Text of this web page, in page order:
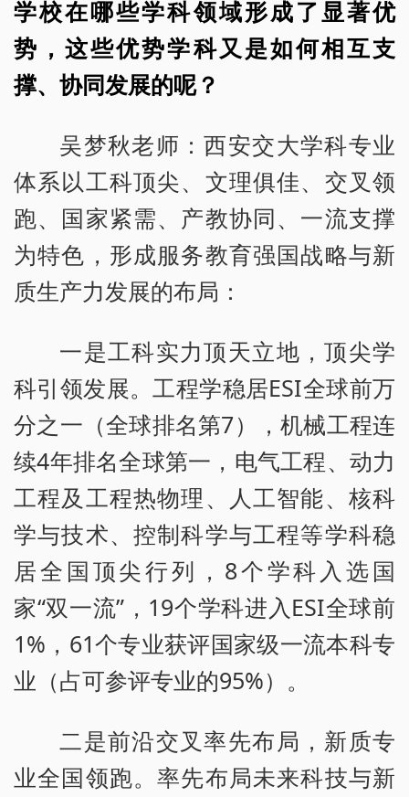
学校在哪些学科领域形成了显著优
势，这些优势学科又是如何相互支
撑、协同发展的呢？
吴梦秋老师：西安交大学科专业
体系以工科顶尖、文理俱佳、交叉领
跑、国家紧需、产教协同、一流支撑
为特色，形成服务教育强国战略与新
质生产力发展的布局：
一是工科实力顶天立地，顶尖学
科引领发展。工程学稳居ESI全球前万
分之一（全球排名第7），机械工程连
续4年排名全球第一，电气工程、动力
工程及工程热物理、人工智能、核科
学与技术、控制科学与工程等学科稳
居全国顶尖行列，8个学科入选国
家“双一流”，19个学科进入ESI全球前
1%，61个专业获评国家级一流本科专
业（占可参评专业的95%）。
二是前沿交叉率先布局，新质专
业全国领跑。率先布局未来科技与新